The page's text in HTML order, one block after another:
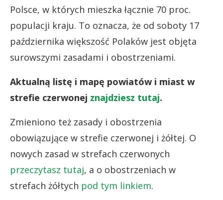
Polsce, w których mieszka łącznie 70 proc.
populacji kraju. To oznacza, że od soboty 17
października większość Polaków jest objęta
surowszymi zasadami i obostrzeniami.
Aktualną listę i mapę powiatów i miast w
strefie czerwonej znajdziesz tutaj.
Zmieniono też zasady i obostrzenia
obowiązujące w strefie czerwonej i żółtej. O
nowych zasad w strefach czerwonych
przeczytasz tutaj, a o obostrzeniach w
strefach żółtych pod tym linkiem.